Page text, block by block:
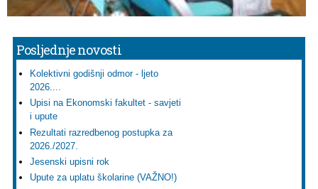
Posljednje novosti
Kolektivni godišnji odmor - ljeto
2026....
Upisi na Ekonomski fakultet - savjeti
i upute
Rezultati razredbenog postupka za
2026./2027.
Jesenski upisni rok
Upute za uplatu školarine (VAŽNO!)